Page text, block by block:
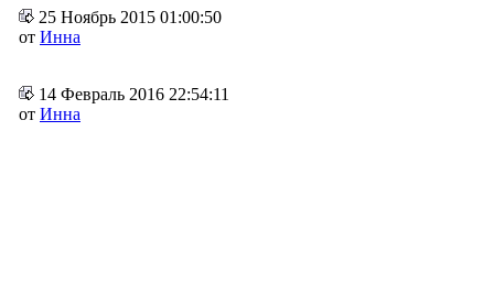
25 Ноябрь 2015 01:00:50
от Инна
14 Февраль 2016 22:54:11
от Инна